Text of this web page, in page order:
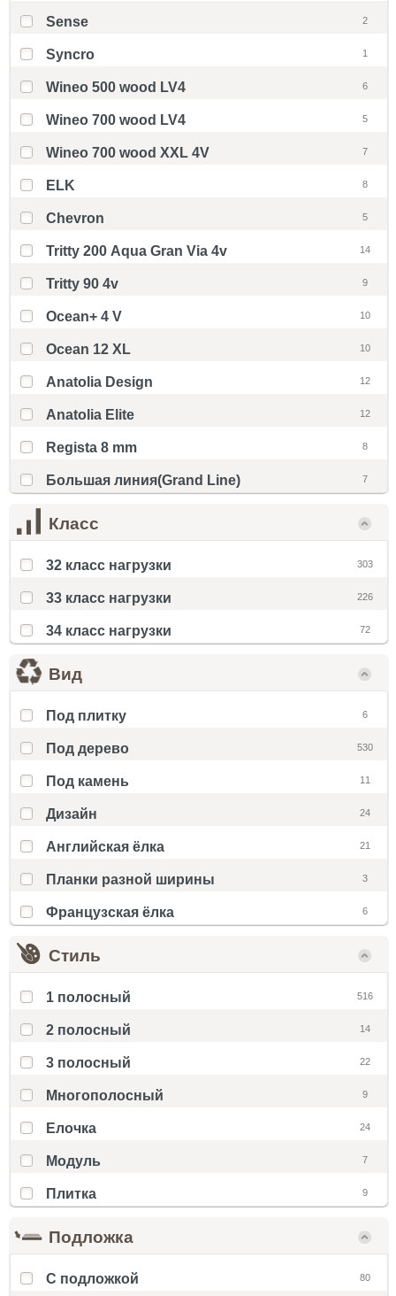
Sense 2
Syncro 1
Wineo 500 wood LV4 6
Wineo 700 wood LV4 5
Wineo 700 wood XXL 4V 7
ELK 8
Chevron 5
Tritty 200 Aqua Gran Via 4v 14
Tritty 90 4v 9
Ocean+ 4 V 10
Ocean 12 XL 10
Anatolia Design 12
Anatolia Elite 12
Regista 8 mm 8
Большая линия(Grand Line) 7
Класс
32 класс нагрузки 303
33 класс нагрузки 226
34 класс нагрузки 72
Вид
Под плитку 6
Под дерево 530
Под камень 11
Дизайн 24
Английская ёлка 21
Планки разной ширины 3
Французская ёлка 6
Стиль
1 полосный 516
2 полосный 14
3 полосный 22
Многополосный 9
Елочка 24
Модуль 7
Плитка 9
Подложка
С подложкой 80